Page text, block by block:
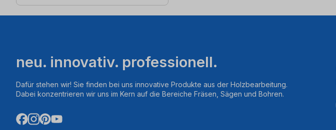
neu. innovativ. professionell.
Dafür stehen wir! Sie finden bei uns innovative Produkte aus der Holzbearbeitung.
Dabei konzentrieren wir uns im Kern auf die Bereiche Fräsen, Sägen und Bohren.